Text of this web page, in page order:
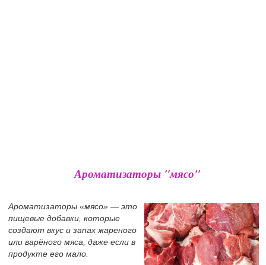
Ароматизаторы "мясо"
Ароматизаторы «мясо» — это
пищевые добавки, которые
создают вкус и запах жареного
или варёного мяса, даже если в
продукте его мало.